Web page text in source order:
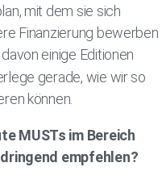
mit dem sie sich
Finanzierung bewerben
einige Editionen
gerade, wie wir so
können.
MUSTs im Bereich
empfehlen?